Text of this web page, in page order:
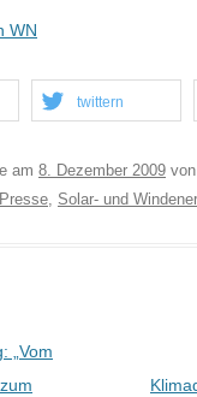
WN
twittern
am 8. Dezember 2009 von
Presse, Solar- und
„Vom